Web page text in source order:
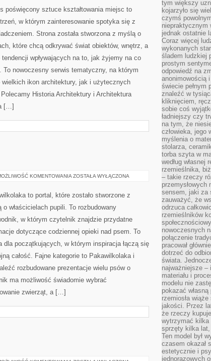
poświęcony sztuce kształtowania miejsc to
w którym zainteresowanie spotyka się z
Strona została stworzona z myślą o
które chcą odkrywać świat obiektów, wnętrz, a
tendencji wpływających na to, jak żyjemy na co
To nowoczesny serwis tematyczny, na którym
ikon architektury, jak i użytecznych
Historia Architektury i Architektura
[…]
KOMENTOWANIA ADOPCJA
ZOSTAŁA WYŁĄCZONA
to portal, które zostało stworzone z
o właścicielach pupili. To rozbudowany
w którym czytelnik znajdzie przydatne
dotyczące codziennej opieki nad psem. To
dla początkujących, w którym inspiracja łączą się
całość. Fajne kategorie to Pakawilkolaka i
rozbudowane prezentacje wielu psów o
ma możliwość świadomie wybrać
zwierząt, a […]
tym większy
kojarzyło się
czymś
niepraktycznym
jednak ostatnie
Coraz więcej
wykonanych
śladem ludzkiej
prostym
odpowiedź na
anonimowością
świecie pełnym
znaleźć w
kliknięciem,
sobie coś
ładniejszy czy
na tym, że
człowieka, jego
myślenia o
stolarza,
torba szyta w
według własnej
rzemieślnika,
– takie rzeczy
sensem, jaki za
zauważyć, że
odrzuca
rzemieślników
nowoczesnych
połączenie
pracował
dotrzeć do
świata.
najważniejsze –
materiału i
modelu nie
pokazać
rzemiosła
jakości. Przez
że rzeczy
wytrzymać kilka
sprzęty kilka
Ten model był
czasem okazał
estetycznie i
jednorazowych